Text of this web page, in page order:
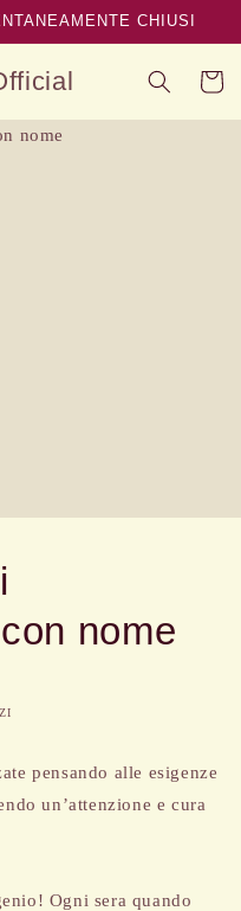
CHIUSI
Carrito
nome
pensando alle esigenze
un’attenzione e cura
Ogni sera quando